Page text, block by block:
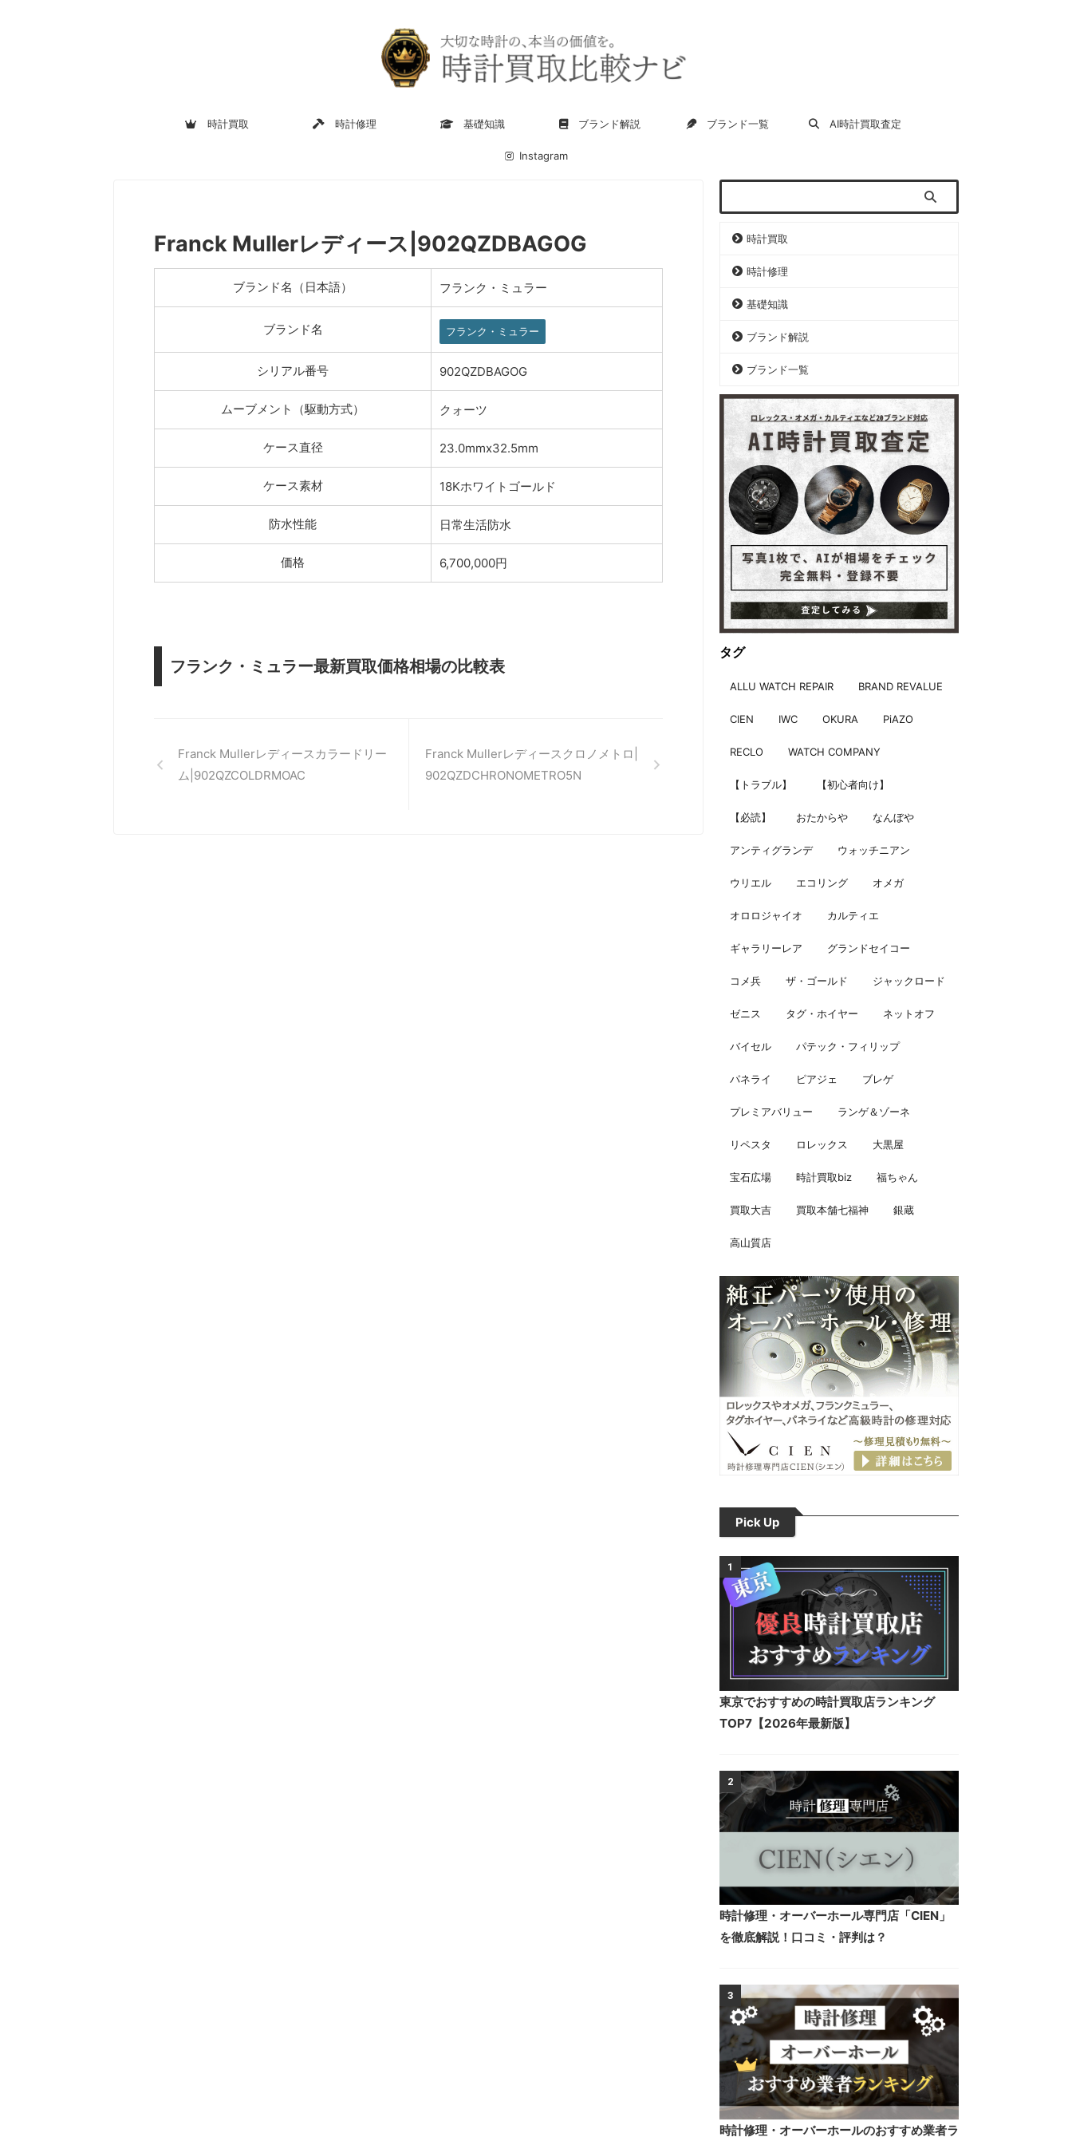
時計買取 時計修理 基礎知識 ブランド解説 ブランド一覧 AI時計買取査定
Instagram
Franck Mullerレディース|902QZDBAGOG
ブランド名（日本語） フランク・ミュラー
ブランド名 フランク・ミュラー
シリアル番号 902QZDBAGOG
ムーブメント（駆動方式） クォーツ
ケース直径 23.0mmx32.5mm
ケース素材 18Kホワイトゴールド
防水性能 日常生活防水
価格 6,700,000円
フランク・ミュラー最新買取価格相場の比較表
Franck Mullerレディースカラードリー
ム|902QZCOLDRMOAC
Franck Mullerレディースクロノメトロ|
902QZDCHRONOMETRO5N
時計買取
時計修理
基礎知識
ブランド解説
ブランド一覧
タグ
ALLU WATCH REPAIR BRAND REVALUE
CIEN IWC OKURA PiAZO
RECLO WATCH COMPANY
【トラブル】 【初心者向け】
【必読】 おたからや なんぼや
アンティグランデ ウォッチニアン
ウリエル エコリング オメガ
オロロジャイオ カルティエ
ギャラリーレア グランドセイコー
コメ兵 ザ・ゴールド ジャックロード
ゼニス タグ・ホイヤー ネットオフ
バイセル パテック・フィリップ
パネライ ピアジェ ブレゲ
プレミアバリュー ランゲ＆ゾーネ
リペスタ ロレックス 大黒屋
宝石広場 時計買取biz 福ちゃん
買取大吉 買取本舗七福神 銀蔵
高山質店
Pick Up
1
東京でおすすめの時計買取店ランキング
TOP7【2026年最新版】
2
時計修理・オーバーホール専門店「CIEN」
を徹底解説！口コミ・評判は？
3
時計修理・オーバーホールのおすすめ業者ラ